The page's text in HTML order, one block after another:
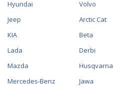
Hyundai
Jeep
KIA
Lada
Mazda
Mercedes-Benz
Volvo
Arctic Cat
Beta
Derbi
Husqvarna
Jawa